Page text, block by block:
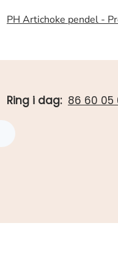
PH Artichoke pendel -
Ring i dag: 86 60 05